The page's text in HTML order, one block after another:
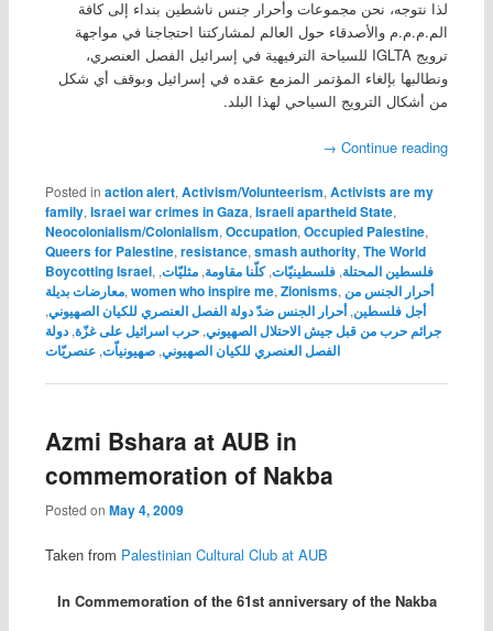
لذا نتوجه، نحن مجموعات وأحرار جنس ناشطين بنداء إلى كافة
الم.م.م.م والأصدقاء حول العالم لمشاركتنا احتجاجنا في مواجهة
ترويج IGLTA للسياحة الترفيهية في إسرائيل الفصل العنصري،
ونطالبها بإلغاء المؤتمر المزمع عقده في إسرائيل وبوقف أي شكل
من أشكال الترويج السياحي لهذا البلد.
Continue reading
→
Posted in action alert, Activism/Volunteerism, Activists are my
family, Israei war crimes in Gaza, Israeli apartheid State,
Neocolonialism/Colonialism, Occupation, Occupied Palestine,
Queers for Palestine, resistance, smash authority, The World
Boycotting Israel, فلسطين المحتلة,فلسطينيّات,كلّنا مقاومة,مثليّات,
معارضات بديلة, women who inspire me, Zionisms, أحرار الجنس من
أجل فلسطين,أحرار الجنس ضدّ دولة الفصل العنصري للكيان الصهيوني,
جرائم حرب من قبل جيش الاحتلال الصهيوني,حرب اسرائيل على غزّة,دولة
الفصل العنصري للكيان الصهيوني,صهيونياّت,عنصريّات
Azmi Bshara at AUB in
commemoration of Nakba
Posted on May 4, 2009
Taken from Palestinian Cultural Club at AUB
In Commemoration of the 61st anniversary of the Nakba